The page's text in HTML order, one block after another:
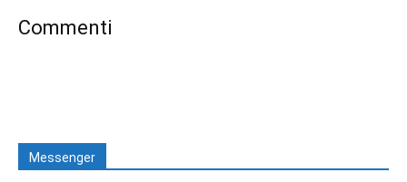
Commenti
Messenger